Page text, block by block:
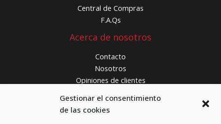
Gestionar el consentimiento
de las cookies
Central de Compras
F.A.Qs
Acerca de nosotros
Contacto
Nosotros
Opiniones de clientes
¿Donde estamos?